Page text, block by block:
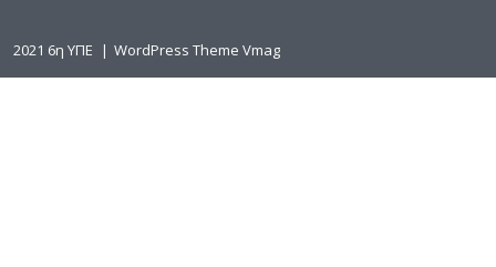
2021 6η ΥΠΕ | WordPress Theme Vmag